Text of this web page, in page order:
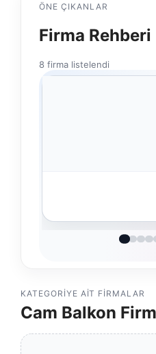
ÖNE ÇIKANLAR
Firma Rehberi
8 firma listelendi
KATEGORIYE AIT FIRMALAR
Cam Balkon